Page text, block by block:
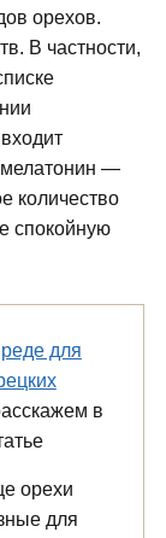
орехов.
В частности,
мелатонин —
количество
спокойную
для
в
орехи
для